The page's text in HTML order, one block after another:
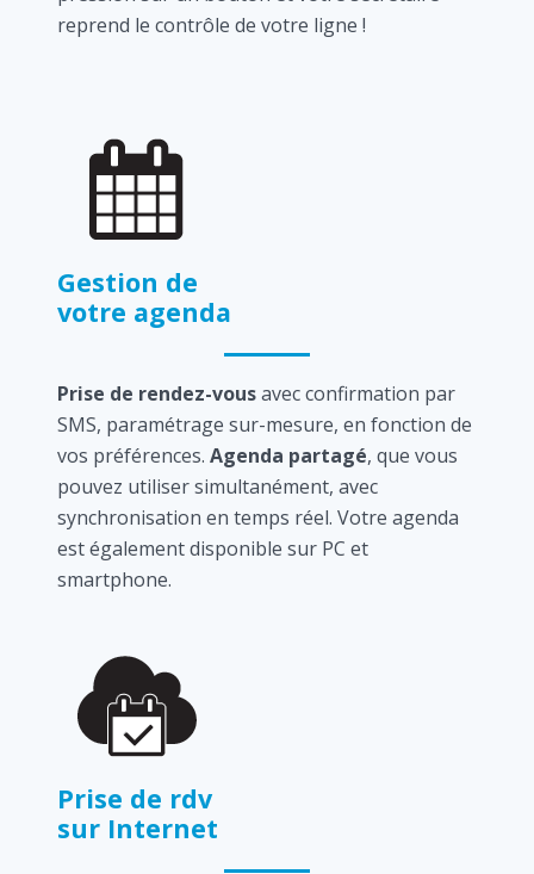
reprend le contrôle de votre ligne !
Gestion de
votre agenda
Prise de rendez-vousavec confirmation par
SMS, paramétrage sur-mesure, en fonction de
vos préférences. Agenda partagé, que vous
pouvez utiliser simultanément, avec
synchronisation en temps réel. Votre agenda
est également disponible sur PC et
smartphone.
Prise de rdv
sur Internet